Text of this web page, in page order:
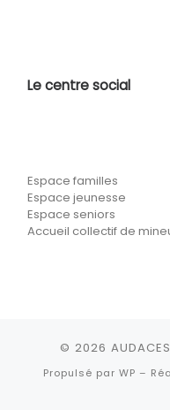
Le centre social
Espace familles
Espace jeunesse
Espace seniors
Accueil collectif de
© 2026
Propulsé par WP –